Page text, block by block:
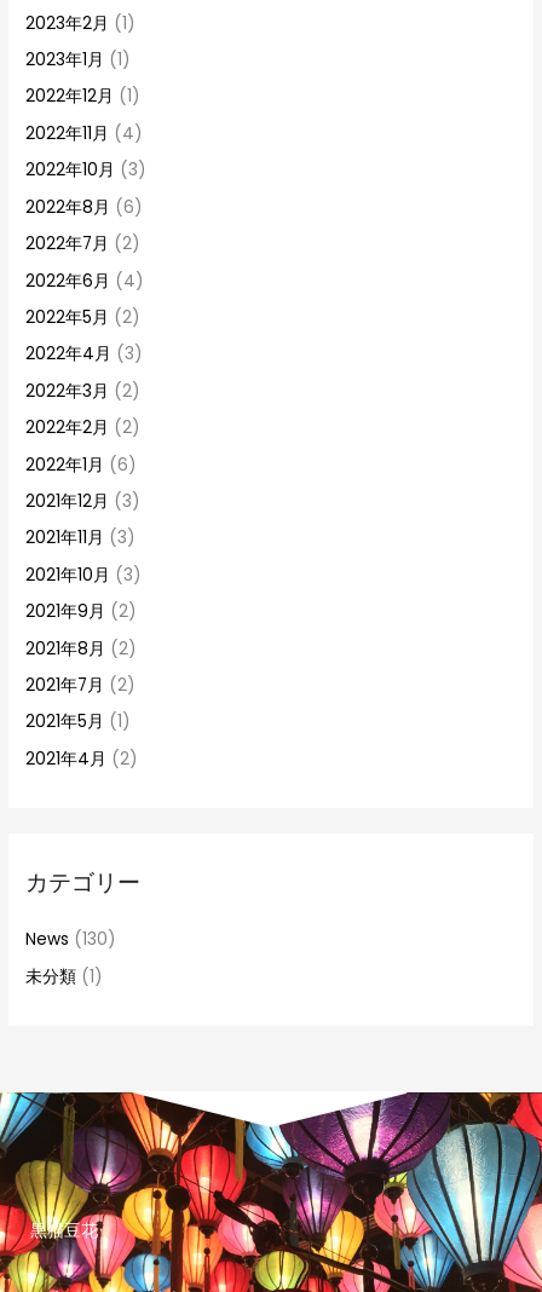
2023年2月 (1)
2023年1月 (1)
2022年12月 (1)
2022年11月 (4)
2022年10月 (3)
2022年8月 (6)
2022年7月 (2)
2022年6月 (4)
2022年5月 (2)
2022年4月 (3)
2022年3月 (2)
2022年2月 (2)
2022年1月 (6)
2021年12月 (3)
2021年11月 (3)
2021年10月 (3)
2021年9月 (2)
2021年8月 (2)
2021年7月 (2)
2021年5月 (1)
2021年4月 (2)
カテゴリー
News (130)
未分類 (1)
黒猫豆花